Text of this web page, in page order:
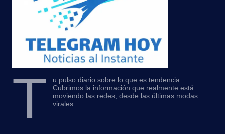
T
u pulso diario sobre lo que es tendencia.
Cubrimos la información que realmente está
moviendo las redes, desde las últimas modas
virales